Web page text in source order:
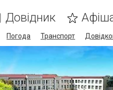
Довідник
Погода Транспорт